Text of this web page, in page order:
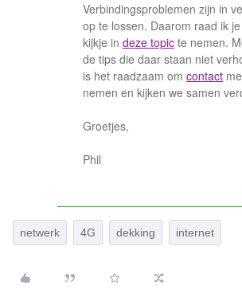
Verbindingsproblemen zijn in
op te lossen. Daarom raad ik
kijkje in deze topic te nemen.
de tips die daar staan niet
is het raadzaam om contact
nemen en kijken we samen
Groetjes,
Phil
netwerk 4G dekking internet